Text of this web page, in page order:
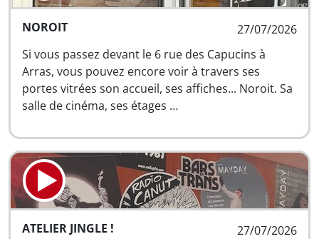
27/07/2026
NOROIT
Si vous passez devant le 6 rue des Capucins à
Arras, vous pouvez encore voir à travers ses
portes vitrées son accueil, ses affiches... Noroit. Sa
salle de cinéma, ses étages …
27/07/2026
ATELIER JINGLE !